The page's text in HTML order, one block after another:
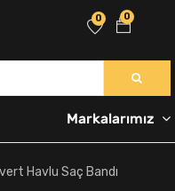
0
0
Markalarımız
Havlu Saç Bandı